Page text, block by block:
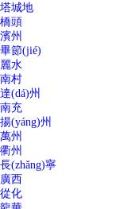
塔城地
橋頭
濱州
畢節(jié)
麗水
南村
達(dá)州
南充
揚(yáng)州
萬州
衢州
長(zhǎng)寧
廣西
從化